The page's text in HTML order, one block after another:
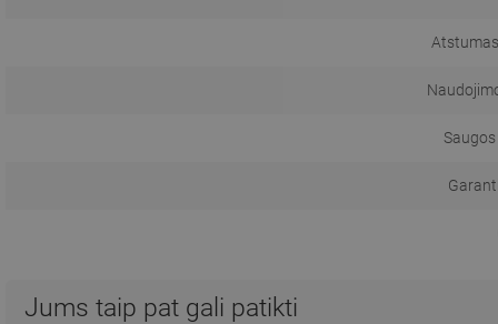
Jums taip pat gali patikti